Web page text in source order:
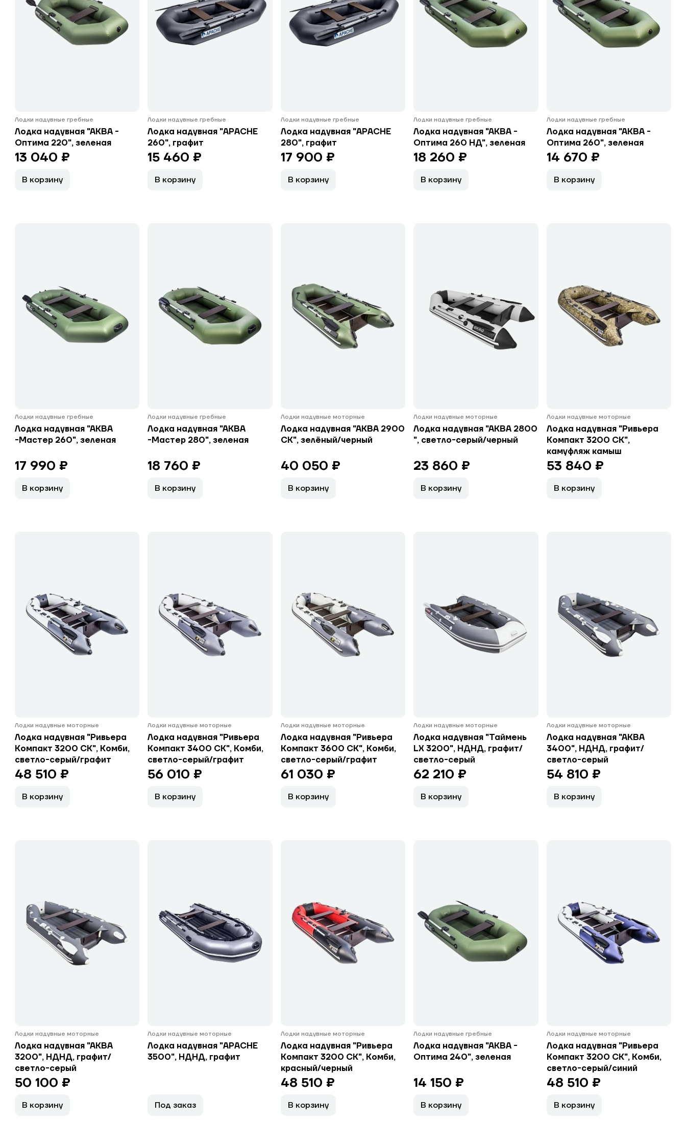
Лодки надувные гребные
Лодка надувная "АКВА -
Оптима 220", зеленая
13 040 ₽
В корзину
Лодки надувные гребные
Лодка надувная "APACHE
260", графит
15 460 ₽
В корзину
Лодки надувные гребные
Лодка надувная "APACHE
280", графит
17 900 ₽
В корзину
Лодки надувные гребные
Лодка надувная "АКВА -
Оптима 260 НД", зеленая
18 260 ₽
В корзину
Лодки надувные гребные
Лодка надувная "АКВА -
Оптима 260", зеленая
14 670 ₽
В корзину
Лодки надувные гребные
Лодка надувная "АКВА
-Мастер 260", зеленая
17 990 ₽
В корзину
Лодки надувные гребные
Лодка надувная "АКВА
-Мастер 280", зеленая
18 760 ₽
В корзину
Лодки надувные моторные
Лодка надувная "АКВА 2900
СК", зелёный/черный
40 050 ₽
В корзину
Лодки надувные моторные
Лодка надувная "АКВА 2800
", светло-серый/черный
23 860 ₽
В корзину
Лодки надувные моторные
Лодка надувная "Ривьера
Компакт 3200 СК",
камуфляж камыш
53 840 ₽
В корзину
Лодки надувные моторные
Лодка надувная "Ривьера
Компакт 3200 СК", Комби,
светло-серый/графит
48 510 ₽
В корзину
Лодки надувные моторные
Лодка надувная "Ривьера
Компакт 3400 СК", Комби,
светло-серый/графит
56 010 ₽
В корзину
Лодки надувные моторные
Лодка надувная "Ривьера
Компакт 3600 СК", Комби,
светло-серый/графит
61 030 ₽
В корзину
Лодки надувные моторные
Лодка надувная "Таймень
LX 3200", НДНД, графит/
светло-серый
62 210 ₽
В корзину
Лодки надувные моторные
Лодка надувная "АКВА
3400", НДНД, графит/
светло-серый
54 810 ₽
В корзину
Лодки надувные моторные
Лодка надувная "АКВА
3200", НДНД, графит/
светло-серый
50 100 ₽
В корзину
Лодки надувные моторные
Лодка надувная "APACHE
3500", НДНД, графит
Под заказ
Лодки надувные моторные
Лодка надувная "Ривьера
Компакт 3200 СК", Комби,
красный/черный
48 510 ₽
В корзину
Лодки надувные гребные
Лодка надувная "АКВА -
Оптима 240", зеленая
14 150 ₽
В корзину
Лодки надувные моторные
Лодка надувная "Ривьера
Компакт 3200 СК", Комби,
светло-серый/синий
48 510 ₽
В корзину